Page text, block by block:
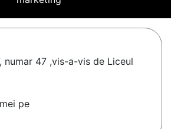
numar 47 ,vis-a-vis de Liceul
pe